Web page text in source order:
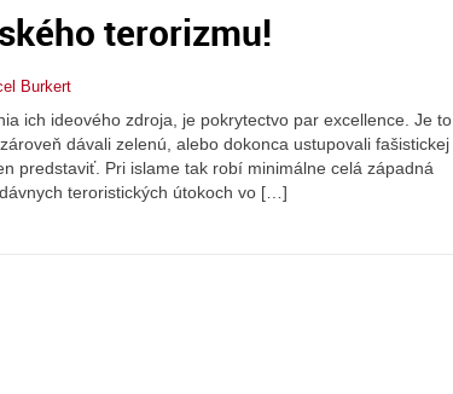
terorizmu!
Burkert
ich ideového zdroja, je pokrytectvo par excellence. Je to
dávali zelenú, alebo dokonca ustupovali fašistickej
predstaviť. Pri islame tak robí minimálne celá západná
teroristických útokoch vo […]